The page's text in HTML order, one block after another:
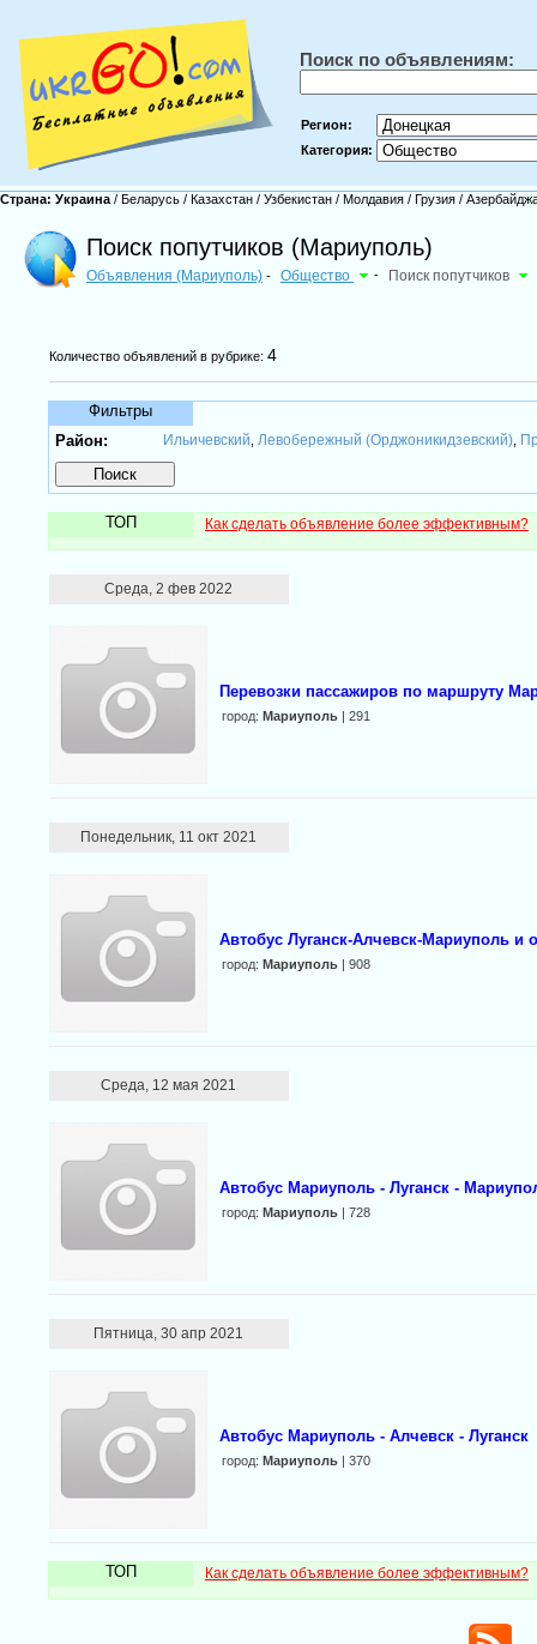
Поиск по объявлениям:
Регион:
Категория:
Страна: Украина / Беларусь / Казахстан / Узбекистан / Молдавия / Грузия /
Поиск попутчиков (Мариуполь)
Объявления (Мариуполь) - Общество - Поиск попутчиков
Количество объявлений в рубрике: 4
Фильтры
Район:
Ильичевский Левобережный (Орджоникидзевский),
ТОП Как сделать объявление более эффективным?
Среда, 2 фев 2022
Перевозки пассажиров по маршруту
город: Мариуполь| 291
Понедельник, 11 окт 2021
Aвтобус Луганск-Алчевск-Мариуполь и
город: Мариуполь| 908
Среда, 12 мая 2021
Автобус Мариуполь - Луганск -
город: Мариуполь| 728
Пятница, 30 апр 2021
Автобус Мариуполь - Алчевск - Луганск
город: Мариуполь| 370
ТОП Как сделать объявление более эффективным?